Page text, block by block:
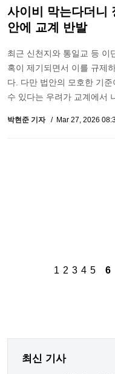
사이비 막는다더니
안에 교계 반발
최근 신천지와 통일교 등 이
혹이 제기되면서 이를 규제
다. 다만 법안의 모호한 기
수 있다는 우려가 교계에서
박현준 기자 Mar 27, 2026
1 2 3 4 5 6
최신 기사